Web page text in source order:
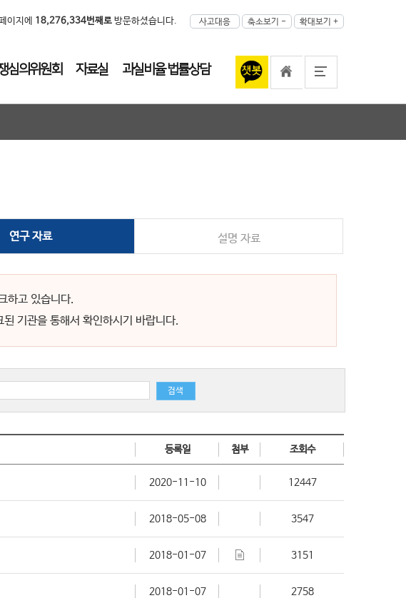
이지에 18,276,334번째로 방문하셨습니다.
심의위원회 자료실 과실비율 법률상담
연구 자료 설명 자료
하고 있습니다.
기관을 통해서 확인하시기 바랍니다.
검색
등록일 첨부 조회수
2020-11-10 12447
2018-05-08 3547
2018-01-07 3151
2018-01-07 2758